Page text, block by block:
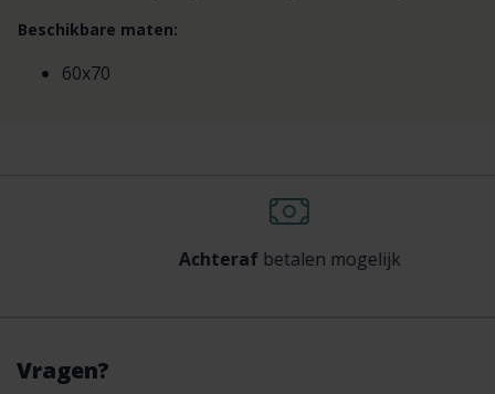
Beschikbare maten:
60x70
Achterafbetalen mogelijk
Vragen?